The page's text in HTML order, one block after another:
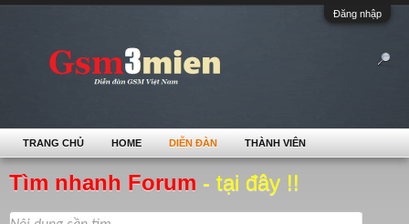
Đăng nhập
Tìm nhanh Forum - tại đây !!
TRANG CHỦ HOME DIỄN ĐÀN THÀNH VIÊN